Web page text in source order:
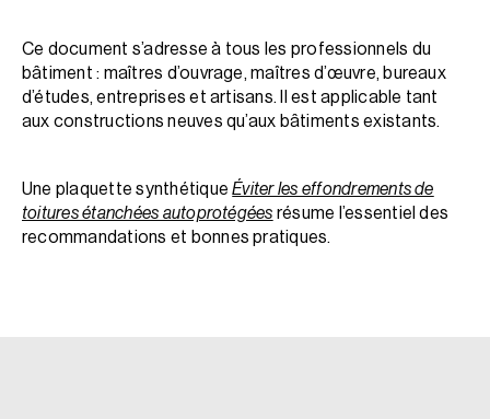
Ce document s’adresse à tous les professionnels du
bâtiment : maîtres d’ouvrage, maîtres d’œuvre, bureaux
d’études, entreprises et artisans. Il est applicable tant
aux constructions neuves qu’aux bâtiments existants.
Une plaquette synthétiqueÉviter les effondrements de
toitures étanchées autoprotégées résume l’essentiel des
recommandations et bonnes pratiques.